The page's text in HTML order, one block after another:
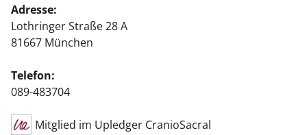
Adresse:
Lothringer Straße 28 A
81667 München
Telefon:
089-483704
Mitglied im Upledger CranioSacral
Viszerale Osteopathie
Klinische & Praktische Kurse
Prüfung & Zertifikation
Live Online-Kurse
Wissenswertes
Soziales Engagement